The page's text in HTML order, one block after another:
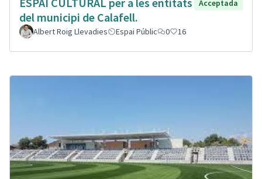
del municipi de Calafell.
Acceptada
Albert Roig Llevadies Espai Públic 0 16